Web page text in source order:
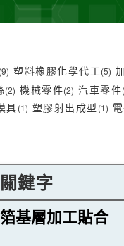
(9) 塑料橡膠化學代工(5)
(2) 機械零件(2) 汽車零件
具(1) 塑膠射出成型 (1)
鍵字
基層加工貼合